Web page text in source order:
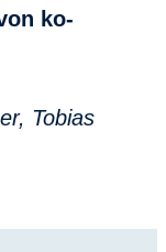
ko-
Tobias